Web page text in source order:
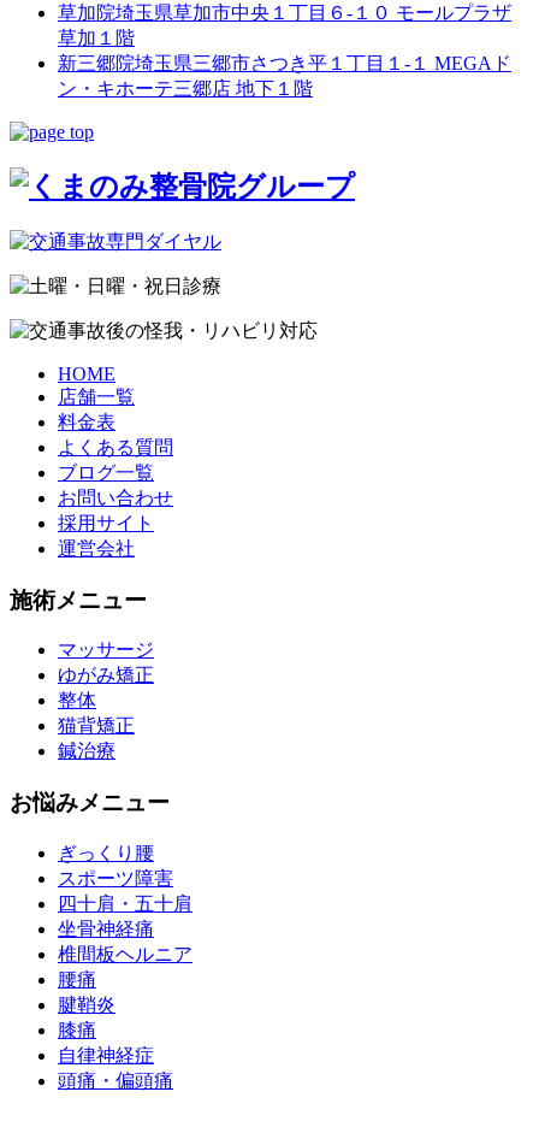
草加院埼玉県草加市中央１丁目６-１０ モールプラザ
草加１階
新三郷院埼玉県三郷市さつき平１丁目１-１ MEGAド
ン・キホーテ三郷店 地下１階
HOME
店舗一覧
料金表
よくある質問
ブログ一覧
お問い合わせ
採用サイト
運営会社
施術メニュー
マッサージ
ゆがみ矯正
整体
猫背矯正
鍼治療
お悩みメニュー
ぎっくり腰
スポーツ障害
四十肩・五十肩
坐骨神経痛
椎間板ヘルニア
腰痛
腱鞘炎
膝痛
自律神経症
頭痛・偏頭痛